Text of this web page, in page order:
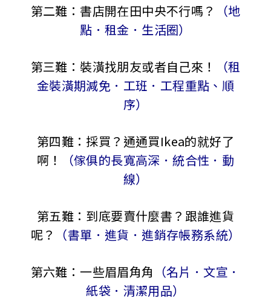
第二難：書店開在田中央不行嗎？
（地
點．租金．生活圈）
第三難：裝潢找朋友或者自己來！
（租
金裝潢期減免．工班．工程重點、順
序）
第四難：採買？通通買Ikea的就好了
啊！
（傢俱的長寬高深．統合性．動
線）
第五難：到底要賣什麼書？跟誰進貨
呢？
（書單．進貨．進銷存帳務系統）
第六難：一些眉眉角角
（名片．文宣．
紙袋．清潔用品）